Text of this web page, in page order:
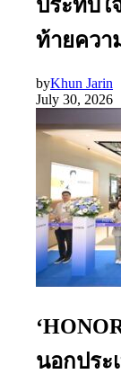
ประทับใ
ท้ายควา
byKhun Jarin
July 30, 2026
นอกประ